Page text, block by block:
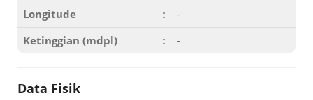
Longitude
:
-
Ketinggian (mdpl)
: -
Data Fisik